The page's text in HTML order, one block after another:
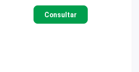
Consultar